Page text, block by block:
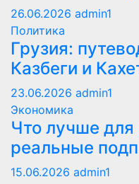
26.06.2026 admin1
Политика
Грузия:
Казбеги и
23.06.2026 admin1
Экономика
Что лучше для
реальные
15.06.2026 admin1